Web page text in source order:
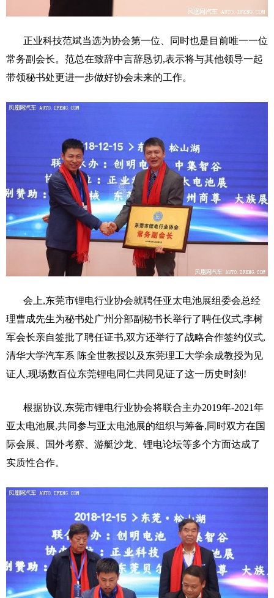
正业科技范斌当选为协会第一位、同时也是目前唯一一位
常务副会长。范总在致辞中言辞恳切,表示将与其他领导一起
带领秘书处更进一步做好协会未来的工作。
会上,东莞市锂电行业协会就聘任亚太电池展组委会总经
理曹成先生为秘书处广州分部副秘书长举行了聘任仪式,李树
军会长亲自签批了聘任证书,双方还举行了战略合作签约仪式,
清华大学汽车系 陈全世教授以及东莞理工大学余成教授为见
证人,现场数百位东莞锂电同仁共同见证了这一历史时刻!
根据协议,东莞市锂电行业协会将联合主办2019年-2021年
亚太电池展,共同参与亚太电池展的组织与筹备,同时双方在国
际会展、国外考察、游艇沙龙、锂电论坛等多个方面达成了
实质性合作。